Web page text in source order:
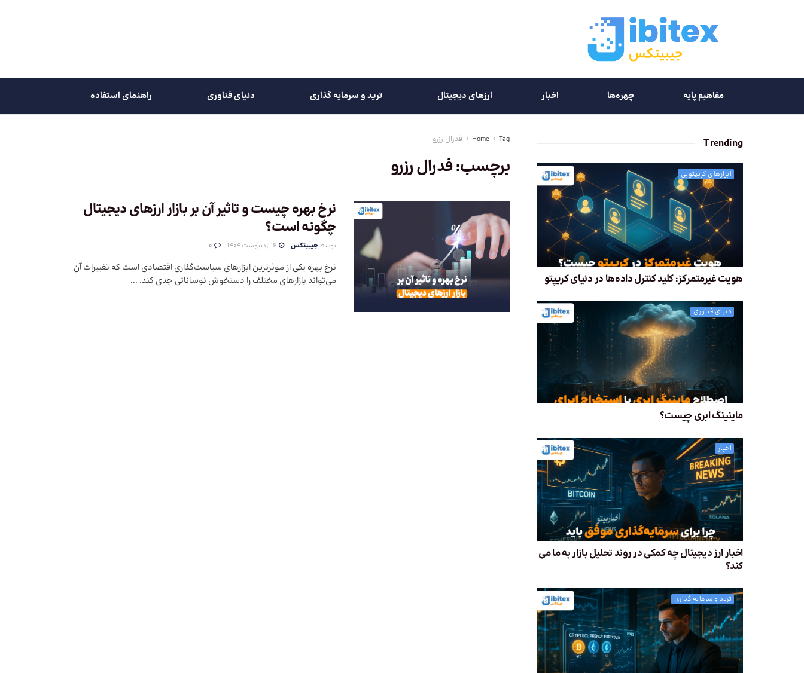
مفاهیم پایه چهره‌ها اخبار ارزهای دیجیتال ترید و سرمایه گذاری دنیای فناوری راهنمای استفاده
Home Tag فدرال رزرو
برچسب:فدرال رزرو
نرخ بهره چیست و تاثیر آن بر بازار ارزهای دیجیتال
چگونه است؟
توسط جیبیتکس
نرخ بهره یکی از موثرترین ابزارهای سیاست‌گذاری اقتصادی است که تغییرات آن
می‌تواند بازارهای مختلف را دستخوش نوساناتی جدی کند. ...
Trending
ابزارهای کریپتویی
هویت غیرمتمرکز: کلید کنترل داده‌ها در دنیای کریپتو
دنیای فناوری
ماینینگ ابری چیست؟
اخبار
اخبار ارز دیجیتال چه کمکی در روند تحلیل بازار به ما می
کند؟
ترید و سرمایه گذاری